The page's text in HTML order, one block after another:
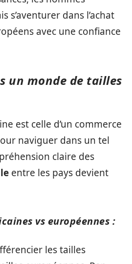
s’aventurer dans l’achat
avec une confiance
un monde de tailles
est celle d’un commerce
naviguer dans un tel
claire des
entre les pays devient
vs européennes :
les tailles